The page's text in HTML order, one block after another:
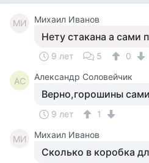
МИ Михаил Иванов
Нету стакана а сами
9 лет 5 0
АС Александр Соловейчик
Верно,горошины
9 лет 1
МИ Михаил Иванов
Сколько в коробка